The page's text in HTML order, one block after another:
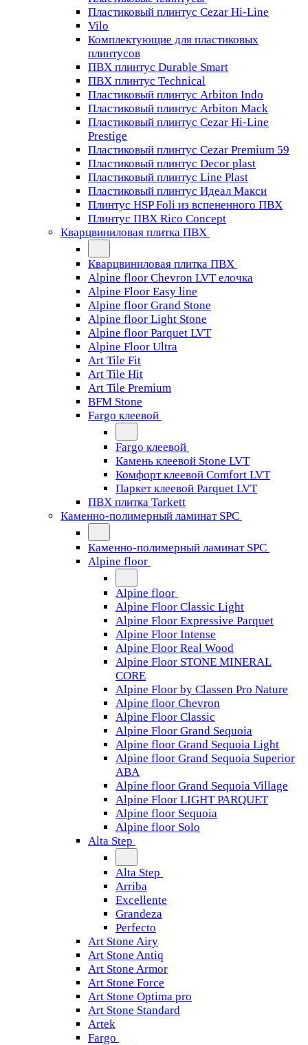
Пластиковый плинтус Cezar Hi-Line
Vilo
Комплектующие для пластиковых
плинтусов
ПВХ плинтус Durable Smart
ПВХ плинтус Technical
Пластиковый плинтус Arbiton Indo
Пластиковый плинтус Arbiton Mack
Пластиковый плинтус Cezar Hi-Line
Prestige
Пластиковый плинтус Cezar Premium 59
Пластиковый плинтус Decor plast
Пластиковый плинтус Line Plast
Пластиковый плинтус Идеал Макси
Плинтус HSP Foli из вспененного ПВХ
Плинтус ПВХ Rico Concept
Кварцвиниловая плитка ПВХ
Кварцвиниловая плитка ПВХ
Alpine floor Chevron LVT елочка
Alpine Floor Easy line
Alpine floor Grand Stone
Alpine floor Light Stone
Alpine floor Parquet LVT
Alpine Floor Ultra
Art Tile Fit
Art Tile Hit
Art Tile Premium
BFM Stone
Fargo клеевой
Fargo клеевой
Камень клеевой Stone LVT
Комфорт клеевой Comfort LVT
Паркет клеевой Parquet LVT
ПВХ плитка Tarkett
Каменно-полимерный ламинат SPC
Каменно-полимерный ламинат SPC
Alpine floor
Alpine floor
Alpine Floor Classic Light
Alpine Floor Expressive Parquet
Alpine Floor Intense
Alpine Floor Real Wood
Alpine Floor STONE MINERAL
CORE
Alpine Floor by Classen Pro Nature
Alpine floor Chevron
Alpine Floor Classic
Alpine Floor Grand Sequoia
Alpine floor Grand Sequoia Light
Alpine floor Grand Sequoia Superior
ABA
Alpine floor Grand Sequoia Village
Alpine Floor LIGHT PARQUET
Alpine floor Sequoia
Alpine floor Solo
Alta Step
Alta Step
Arriba
Excellente
Grandeza
Perfecto
Art Stone Airy
Art Stone Antiq
Art Stone Armor
Art Stone Force
Art Stone Optima pro
Art Stone Standard
Artek
Fargo